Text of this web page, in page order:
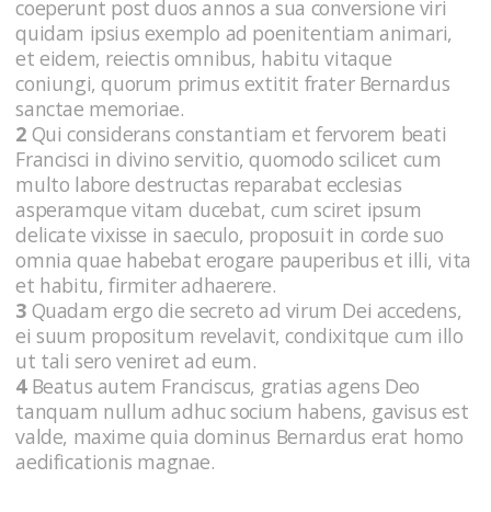
coeperunt post duos annos a sua conversione viri
quidam ipsius exemplo ad poenitentiam animari,
et eidem, reiectis omnibus, habitu vitaque
coniungi, quorum primus extitit frater Bernardus
sanctae memoriae.
2 Qui considerans constantiam et fervorem beati
Francisci in divino servitio, quomodo scilicet cum
multo labore destructas reparabat ecclesias
asperamque vitam ducebat, cum sciret ipsum
delicate vixisse in saeculo, proposuit in corde suo
omnia quae habebat erogare pauperibus et illi, vita
et habitu, firmiter adhaerere.
3 Quadam ergo die secreto ad virum Dei accedens,
ei suum propositum revelavit, condixitque cum illo
ut tali sero veniret ad eum.
4Beatus autem Franciscus, gratias agens Deo
tanquam nullum adhuc socium habens, gavisus est
valde, maxime quia dominus Bernardus erat homo
aedificationis magnae.